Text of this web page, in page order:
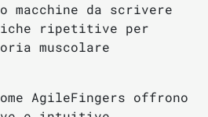
macchine da scrivere
ripetitive per
muscolare
AgileFingers offrono